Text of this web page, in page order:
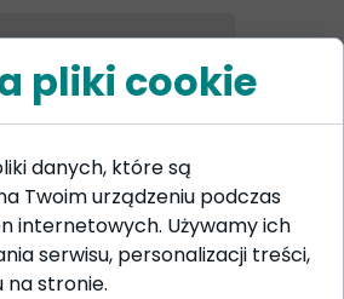
błąd
podczas
formularza
ponownie
pliki cookie
danych, które są
Twoim urządzeniu podczas
internetowych. Używamy ich
serwisu, personalizacji treści,
na stronie.